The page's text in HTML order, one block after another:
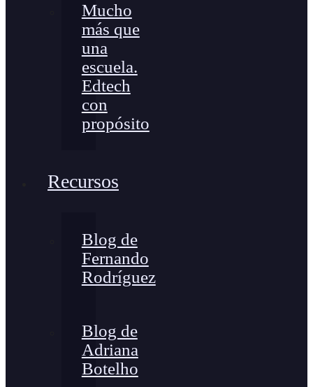
Mucho
más que
una
escuela.
Edtech
con
propósito
Recursos
Blog de
Fernando
Rodríguez
Blog de
Adriana
Botelho